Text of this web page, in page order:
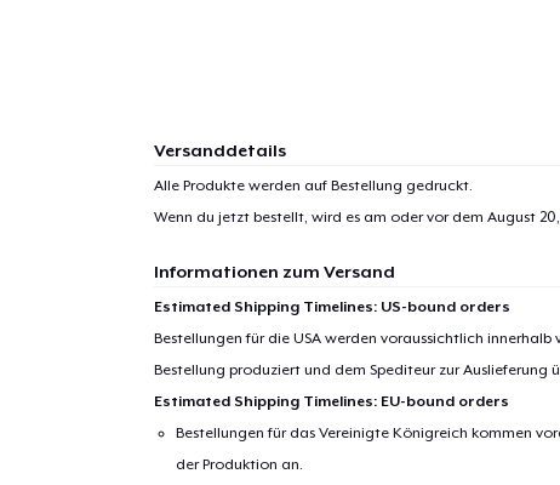
Versanddetails
Alle Produkte werden auf Bestellung gedruckt.
Wenn du jetzt bestellt, wird es am oder vor dem August
Informationen zum Versand
Estimated Shipping Timelines: US-bound orders
Bestellungen für die USA werden voraussichtlich
Bestellung produziert und dem Spediteur zur Auslieferung
Estimated Shipping Timelines: EU-bound orders
Bestellungen für das Vereinigte Königreich kommen
der Produktion an.